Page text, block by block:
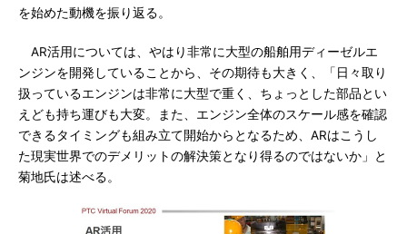
を始めた動機を振り返る。
AR活用については、やはり非常に大型の船舶用ディーゼルエ
ンジンを開発していることから、その期待も大きく、「日々取り
扱っているエンジンは非常に大型で重く、ちょっとした部品とい
えども持ち運びも大変。また、エンジン全体のスケール感を確認
できるタイミングも組み立て開始からとなるため、ARはこうし
た現実世界でのデメリットの解決策となり得るのではないか」と
菊地氏は述べる。